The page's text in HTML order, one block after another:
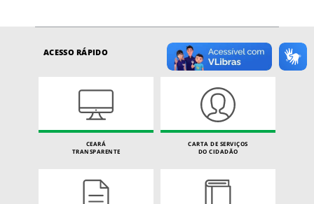
ACESSO RÁPIDO
CEARÁ
TRANSPARENTE
CARTA DE SERVIÇOS
DO CIDADÃO